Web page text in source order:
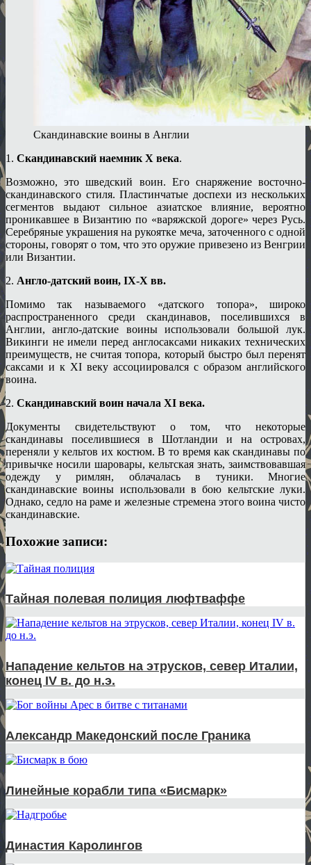
Скандинавские воины в Англии
1. Скандинавский наемник X века.
Возможно, это шведский воин. Его снаряжение восточно-
скандинавского стиля. Пластинчатые доспехи из нескольких
сегментов выдают сильное азиатское влияние, вероятно
проникавшее в Византию по «варяжской дороге» через Русь.
Серебряные украшения на рукоятке меча, заточенного с одной
стороны, говорят о том, что это оружие привезено из Венгрии
или Византии.
2. Англо-датский воин, IX-X вв.
Помимо так называемого «датского топора», широко
распространенного среди скандинавов, поселившихся в
Англии, англо-датские воины использовали большой лук.
Викинги не имели перед англосаксами никаких технических
преимуществ, не считая топора, который быстро был перенят
саксами и к XI веку ассоциировался с образом английского
воина.
2. Скандинавский воин начала XI века.
Документы свидетельствуют о том, что некоторые
скандинавы поселившиеся в Шотландии и на островах,
переняли у кельтов их костюм. В то время как скандинавы по
привычке носили шаровары, кельтская знать, заимствовавшая
одежду у римлян, облачалась в туники. Многие
скандинавские воины использовали в бою кельтские луки.
Однако, седло на раме и железные стремена этого воина чисто
скандинавские.
Похожие записи:
Тайная полевая полиция люфтваффе
Нападение кельтов на этрусков, север Италии,
конец IV в. до н.э.
Александр Македонский после Граника
Линейные корабли типа «Бисмарк»
Династия Каролингов